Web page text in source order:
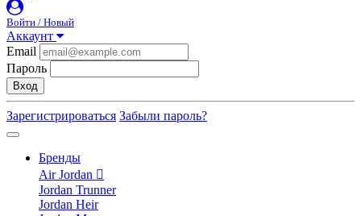
Войти / Новый
Аккаунт
Email
Пароль
Вход
Зарегистрироваться Забыли пароль?
Бренды
Air Jordan
Jordan Trunner
Jordan Heir